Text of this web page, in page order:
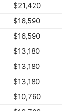
$21,420
$16,590
$16,590
$13,180
$13,180
$13,180
$10,760